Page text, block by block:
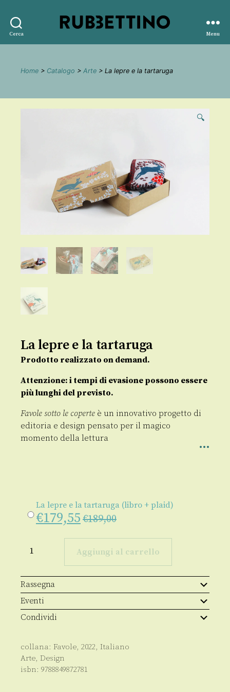
Cerca
editore
Menu
Home > Catalogo > Arte > La lepre e la tartaruga
🔍
La lepre e la tartaruga
Prodotto realizzato on demand.
Attenzione: i tempi di evasione possono essere
più lunghi del previsto.
Favole sotto le coperte è un innovativo progetto di
editoria e design pensato per il magico
momento della lettura
La lepre e la tartaruga (libro + plaid)
€179,55 €189,00
lepre
tartaruga
quantità
Aggiungi al carrello
Rassegna
Eventi
Condividi
collana: Favole, 2022, Italiano
Arte, Design
isbn: 9788849872781